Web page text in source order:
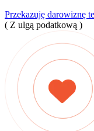
Przekazuję darowiznę
( Z ulgą podatkową )